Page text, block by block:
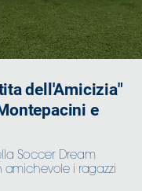
dell'Amicizia"
e
Soccer Dream
i ragazzi